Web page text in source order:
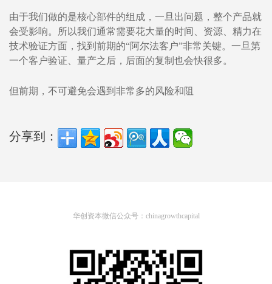
由于我们做的是核心部件的组成，一旦出问题，整个产品就
会受影响。所以我们通常需要花大量的时间、资源、精力在
技术验证方面，找到前期的“阿尔法客户”非常关键。一旦第
一个客户验证、量产之后，后面的复制也会快很多。
但前期，不可避免会遇到非常多的风险和阻
分享到：
华创资本微信公众号：chinagrowthcapital